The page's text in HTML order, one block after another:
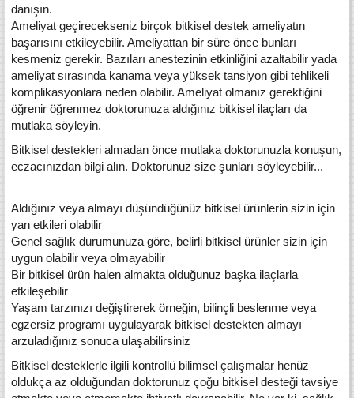
danışın.
Ameliyat geçirecekseniz birçok bitkisel destek ameliyatın
başarısını etkileyebilir. Ameliyattan bir süre önce bunları
kesmeniz gerekir. Bazıları anestezinin etkinliğini azaltabilir yada
ameliyat sırasında kanama veya yüksek tansiyon gibi tehlikeli
komplikasyonlara neden olabilir. Ameliyat olmanız gerektiğini
öğrenir öğrenmez doktorunuza aldığınız bitkisel ilaçları da
mutlaka söyleyin.
Bitkisel destekleri almadan önce mutlaka doktorunuzla konuşun,
eczacınızdan bilgi alın. Doktorunuz size şunları söyleyebilir...
Aldığınız veya almayı düşündüğünüz bitkisel ürünlerin sizin için
yan etkileri olabilir
Genel sağlık durumunuza göre, belirli bitkisel ürünler sizin için
uygun olabilir veya olmayabilir
Bir bitkisel ürün halen almakta olduğunuz başka ilaçlarla
etkileşebilir
Yaşam tarzınızı değiştirerek örneğin, bilinçli beslenme veya
egzersiz programı uygulayarak bitkisel destekten almayı
arzuladığınız sonuca ulaşabilirsiniz
Bitkisel desteklerle ilgili kontrollü bilimsel çalışmalar henüz
oldukça az olduğundan doktorunuz çoğu bitkisel desteği tavsiye